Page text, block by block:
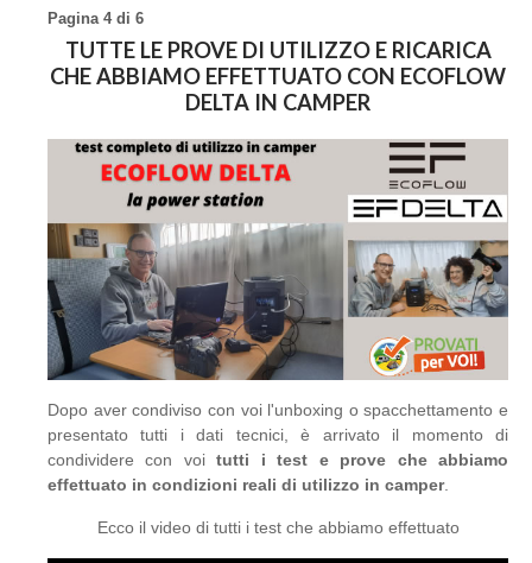
Pagina 4 di 6
TUTTE LE PROVE DI UTILIZZO E RICARICA
CHE ABBIAMO EFFETTUATO CON ECOFLOW
DELTA IN CAMPER
Dopo aver condiviso con voi l'unboxing o spacchettamento e
presentato tutti i dati tecnici, è arrivato il momento di
condividere con voitutti i test e prove che abbiamo
effettuato in condizioni reali di utilizzo in camper.
Ecco il video di tutti i test che abbiamo effettuato